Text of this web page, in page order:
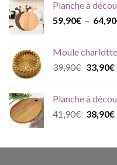
était :
Planche à
59,90€ – 64,90
Moule charlotte
39,90€ Le
était :
39,90€.
33,90€
Planche à
41,90€ Le
était :
38,90€